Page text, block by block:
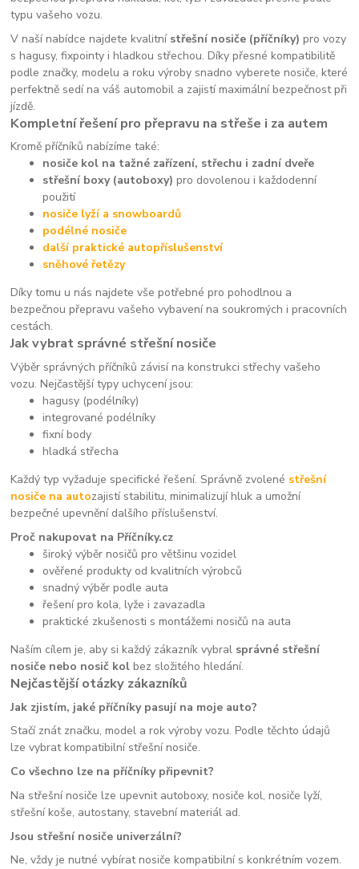
typu vašeho vozu.
V naší nabídce najdete kvalitní střešní nosiče (příčníky) pro vozy
s hagusy, fixpointy i hladkou střechou. Díky přesné kompatibilitě
podle značky, modelu a roku výroby snadno vyberete nosiče, které
perfektně sedí na váš automobil a zajistí maximální bezpečnost při
jízdě.
Kompletní řešení pro přepravu na střeše i za autem
Kromě příčníků nabízíme také:
nosiče kol na tažné zařízení, střechu i zadní dveře
střešní boxy (autoboxy) pro dovolenou i každodenní
použití
nosiče lyží a snowboardů
podélné nosiče
další praktické autopříslušenství
sněhové řetězy
Díky tomu u nás najdete vše potřebné pro pohodlnou a
bezpečnou přepravu vašeho vybavení na soukromých i pracovních
cestách.
Jak vybrat správné střešní nosiče
Výběr správných příčníků závisí na konstrukci střechy vašeho
vozu. Nejčastější typy uchycení jsou:
hagusy (podélníky)
integrované podélníky
fixní body
hladká střecha
Každý typ vyžaduje specifické řešení. Správně zvolené střešní
nosiče na autozajistí stabilitu, minimalizují hluk a umožní
bezpečné upevnění dalšího příslušenství.
Proč nakupovat na Příčníky.cz
široký výběr nosičů pro většinu vozidel
ověřené produkty od kvalitních výrobců
snadný výběr podle auta
řešení pro kola, lyže i zavazadla
praktické zkušenosti s montážemi nosičů na auta
Naším cílem je, aby si každý zákazník vybral správné střešní
nosiče nebo nosič kol bez složitého hledání.
Nejčastější otázky zákazníků
Jak zjistím, jaké příčníky pasují na moje auto?
Stačí znát značku, model a rok výroby vozu. Podle těchto údajů
lze vybrat kompatibilní střešní nosiče.
Co všechno lze na příčníky připevnit?
Na střešní nosiče lze upevnit autoboxy, nosiče kol, nosiče lyží,
střešní koše, autostany, stavební materiál ad.
Jsou střešní nosiče univerzální?
Ne, vždy je nutné vybírat nosiče kompatibilní s konkrétním vozem.